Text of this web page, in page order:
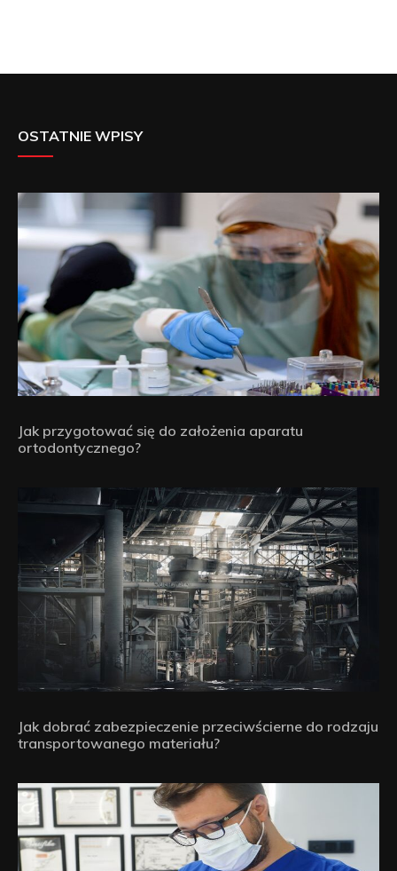
OSTATNIE WPISY
Jak przygotować się do założenia aparatu
ortodontycznego?
Jak dobrać zabezpieczenie przeciwścierne do rodzaju
transportowanego materiału?